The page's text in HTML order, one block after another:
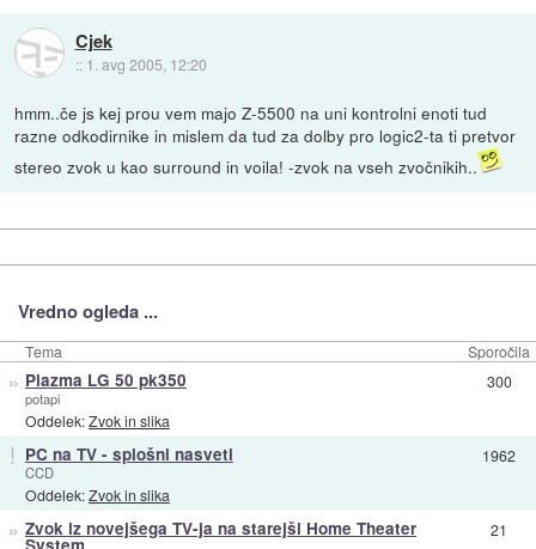
Cjek
:: 1. avg 2005, 12:20
hmm..če js kej prou vem majo Z-5500 na uni kontrolni enoti tud
razne odkodirnike in mislem da tud za dolby pro logic2-ta ti pretvor
stereo zvok u kao surround in voila! -zvok na vseh zvočnikih..
Vredno ogleda ...
Tema Sporočila
» Plazma LG 50 pk350
potapi
Oddelek:Zvok in slika
300
! PC na TV - splošni nasveti
CCD
Oddelek:Zvok in slika
1962
» Zvok iz novejšega TV-ja na starejši Home Theater 21